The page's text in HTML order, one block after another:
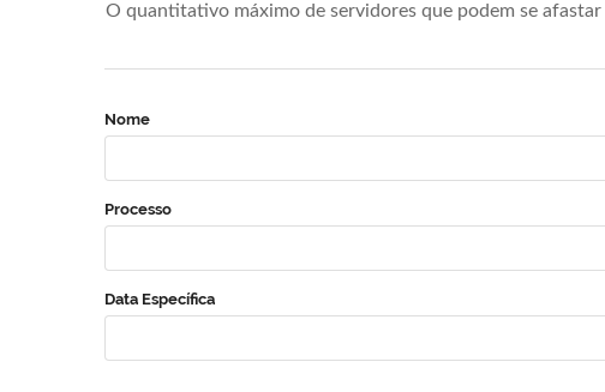
O quantitativo máximo de servidores que podem se
Nome
Processo
Data Específica